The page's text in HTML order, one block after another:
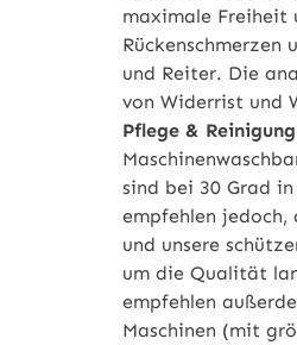
maximale
und Reiter. Die
von Widerrist und
Pflege & Reinigung
sind bei 30 Grad
empfehlen jedoch,
und unsere
um die Qualität
empfehlen
Maschinen (mit